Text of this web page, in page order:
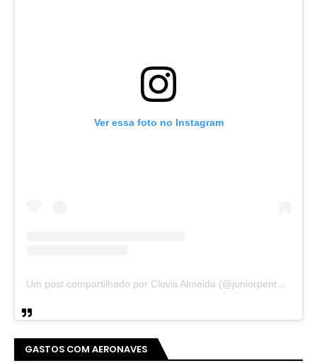
Ver essa foto no Instagram
Um post compartilhado por Clovis Almeida (@juniorpentecoste01)
GASTOS COM AERONAVES